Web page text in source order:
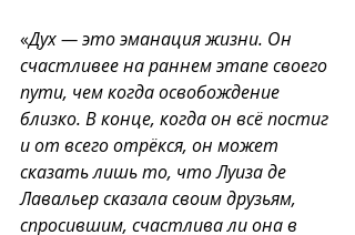
«Дух — это эманация жизни. Он
счастливее на раннем этапе своего
пути, чем когда освобождение
близко. В конце, когда он всё постиг
и от всего отрёкся, он может
сказать лишь то, что Луиза де
Лавальер сказала своим друзьям,
спросившим, счастлива ли она в